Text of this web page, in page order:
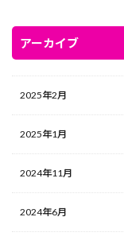
アーカイブ
2025年2月
2025年1月
2024年11月
2024年6月